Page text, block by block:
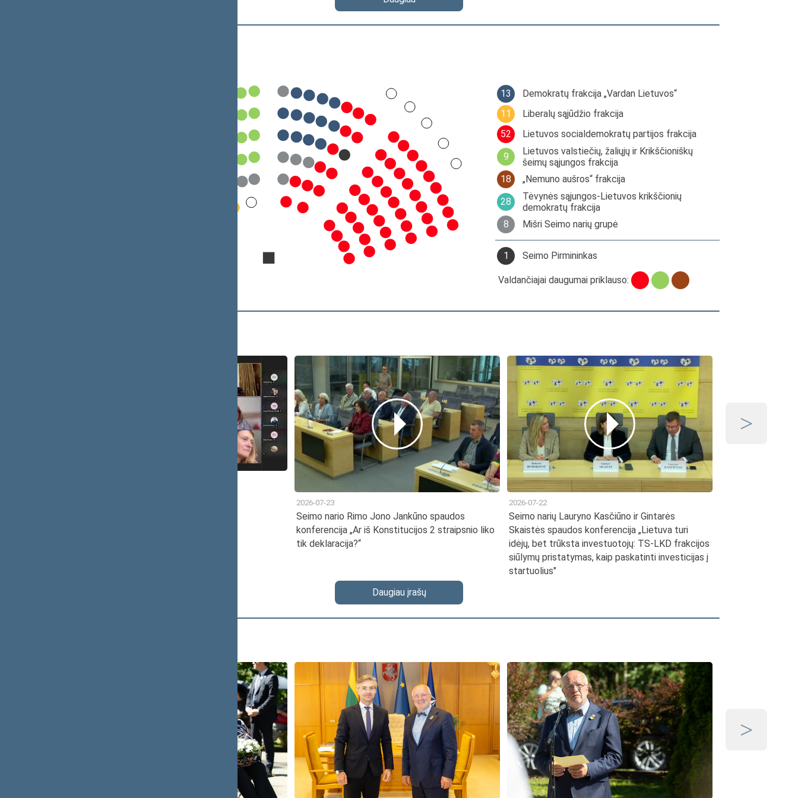
13
Demokratų frakcija „Vardan Lietuvos“
11
Liberalų sąjūdžio frakcija
52
Lietuvos socialdemokratų partijos frakcija
9
Lietuvos valstiečių, žaliųjų ir Krikščioniškų
šeimų sąjungos frakcija
18
„Nemuno aušros“ frakcija
28
Tėvynės sąjungos-Lietuvos krikščionių
demokratų frakcija
8
Mišri Seimo narių grupė
1 Seimo Pirmininkas
Valdančiajai daugumai priklauso:
2026-07-23
Seimo nario Rimo Jono Jankūno spaudos
konferencija „Ar iš Konstitucijos 2 straipsnio liko
tik deklaracija?“
2026-07-22
Seimo narių Lauryno Kasčiūno ir Gintarės
Skaistės spaudos konferencija „Lietuva turi
idėjų, bet trūksta investuotojų: TS-LKD frakcijos
siūlymų pristatymas, kaip paskatinti investicijas į
startuolius"
Daugiau įrašų